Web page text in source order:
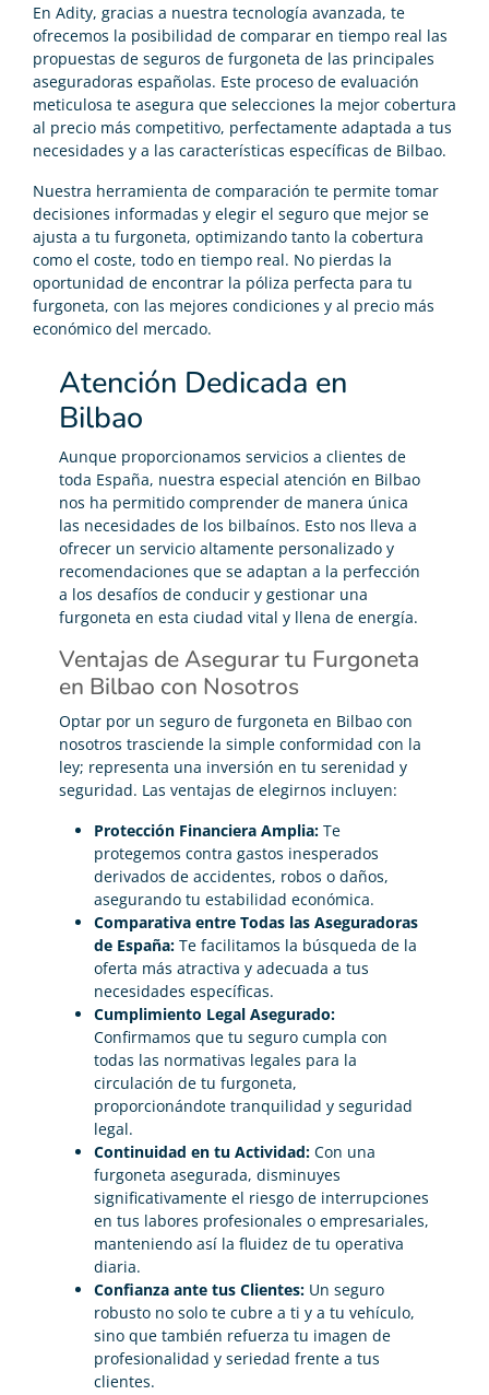
En Adity, gracias a nuestra tecnología avanzada, te
ofrecemos la posibilidad de comparar en tiempo real las
propuestas de seguros de furgoneta de las principales
aseguradoras españolas. Este proceso de evaluación
meticulosa te asegura que selecciones la mejor cobertura
al precio más competitivo, perfectamente adaptada a tus
necesidades y a las características específicas de Bilbao.
Nuestra herramienta de comparación te permite tomar
decisiones informadas y elegir el seguro que mejor se
ajusta a tu furgoneta, optimizando tanto la cobertura
como el coste, todo en tiempo real. No pierdas la
oportunidad de encontrar la póliza perfecta para tu
furgoneta, con las mejores condiciones y al precio más
económico del mercado.
Atención Dedicada en
Bilbao
Aunque proporcionamos servicios a clientes de
toda España, nuestra especial atención en Bilbao
nos ha permitido comprender de manera única
las necesidades de los bilbaínos. Esto nos lleva a
ofrecer un servicio altamente personalizado y
recomendaciones que se adaptan a la perfección
a los desafíos de conducir y gestionar una
furgoneta en esta ciudad vital y llena de energía.
Ventajas de Asegurar tu Furgoneta
en Bilbao con Nosotros
Optar por un seguro de furgoneta en Bilbao con
nosotros trasciende la simple conformidad con la
ley; representa una inversión en tu serenidad y
seguridad. Las ventajas de elegirnos incluyen:
Protección Financiera Amplia: Te
protegemos contra gastos inesperados
derivados de accidentes, robos o daños,
asegurando tu estabilidad económica.
Comparativa entre Todas las Aseguradoras
de España: Te facilitamos la búsqueda de la
oferta más atractiva y adecuada a tus
necesidades específicas.
Cumplimiento Legal Asegurado:
Confirmamos que tu seguro cumpla con
todas las normativas legales para la
circulación de tu furgoneta,
proporcionándote tranquilidad y seguridad
legal.
Continuidad en tu Actividad: Con una
furgoneta asegurada, disminuyes
significativamente el riesgo de interrupciones
en tus labores profesionales o empresariales,
manteniendo así la fluidez de tu operativa
diaria.
Confianza ante tus Clientes: Un seguro
robusto no solo te cubre a ti y a tu vehículo,
sino que también refuerza tu imagen de
profesionalidad y seriedad frente a tus
clientes.